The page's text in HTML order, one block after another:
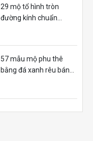
29 mộ tổ hình tròn
đường kính chuẩn
57 mẫu mộ phu thê
bằng đá xanh rêu bán